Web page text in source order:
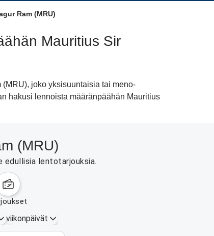
Ram (MRU)
Mauritius Sir
joko yksisuuntaisia tai meno-
hakusi lennoista määränpäähän Mauritius
(MRU)
edullisia lentotarjouksia.
viikonpäivät